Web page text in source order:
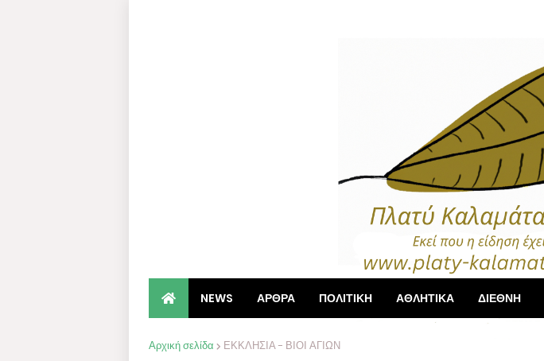
NEWS ΑΡΘΡΑ ΠΟΛΙΤΙΚΗ ΑΘΛΗΤΙΚΑ ΔΙΕΘΝΗ
Αρχική σελίδα ΕΚΚΛΗΣΙΑ - ΒΙΟΙ ΑΓΙΩΝ